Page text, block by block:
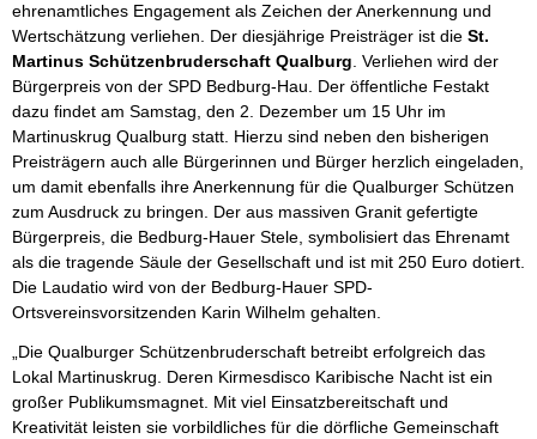
ehrenamtliches Engagement als Zeichen der Anerkennung und
Wertschätzung verliehen. Der diesjährige Preisträger ist die St.
Martinus Schützenbruderschaft Qualburg. Verliehen wird der
Bürgerpreis von der SPD Bedburg-Hau. Der öffentliche Festakt
dazu findet am Samstag, den 2. Dezember um 15 Uhr im
Martinuskrug Qualburg statt. Hierzu sind neben den bisherigen
Preisträgern auch alle Bürgerinnen und Bürger herzlich eingeladen,
um damit ebenfalls ihre Anerkennung für die Qualburger Schützen
zum Ausdruck zu bringen. Der aus massiven Granit gefertigte
Bürgerpreis, die Bedburg-Hauer Stele, symbolisiert das Ehrenamt
als die tragende Säule der Gesellschaft und ist mit 250 Euro dotiert.
Die Laudatio wird von der Bedburg-Hauer SPD-
Ortsvereinsvorsitzenden Karin Wilhelm gehalten.
„Die Qualburger Schützenbruderschaft betreibt erfolgreich das
Lokal Martinuskrug. Deren Kirmesdisco Karibische Nacht ist ein
großer Publikumsmagnet. Mit viel Einsatzbereitschaft und
Kreativität leisten sie vorbildliches für die dörfliche Gemeinschaft